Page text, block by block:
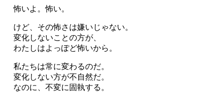
怖いよ。怖い。
けど、その怖さは嫌いじゃない。
変化しないことの方が、
わたしはよっぽど怖いから。
私たちは常に変わるのだ。
変化しない方が不自然だ。
なのに、不変に固執する。